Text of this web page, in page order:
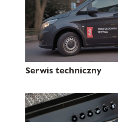
Serwis techniczny